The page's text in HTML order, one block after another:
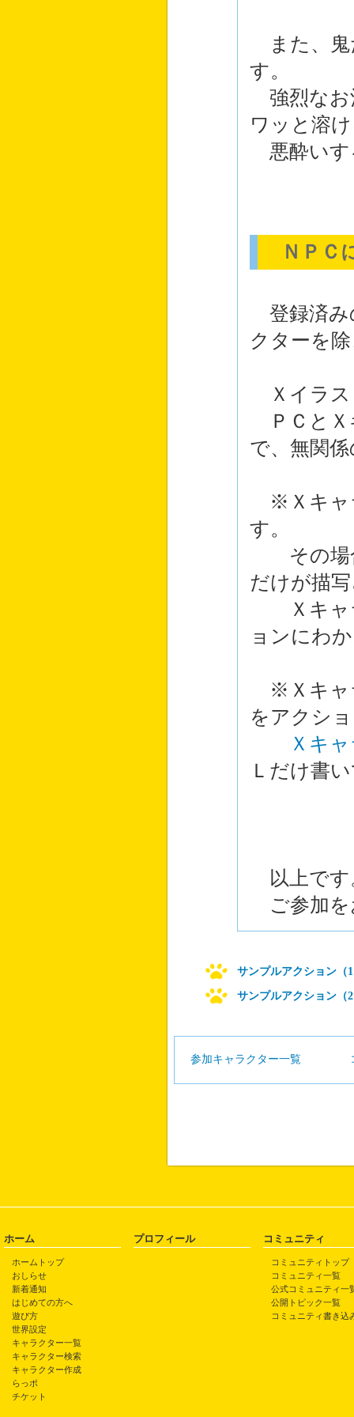
また、鬼
す。
強烈なお
ワッと溶
悪酔いす
ＮＰＣ
登録済み
クターを
Ｘイラス
ＰＣとＸ
で、無関
※Ｘキャ
す。
その場
だけが描
Ｘキャラ
ョンにわ
※Ｘキャ
をアクシ
Ｘキ
Ｌだけ書
以上です
ご参加を
サンプルアクション（
サンプルアクション（
参加キャラクター一覧
ホーム
ホームトップ
おしらせ
新着通知
はじめての方へ
遊び方
世界設定
キャラクター一覧
キャラクター検索
キャラクター作成
らっポ
チケット
プロフィール コミュニティ
コミュニティトップ
コミュニティ一覧
公式コミュニティ一
公開トピック一覧
コミュニティ書き込